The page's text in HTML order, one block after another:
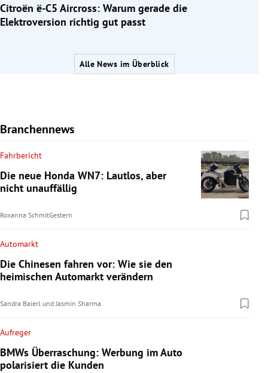
Citroën ë-C5 Aircross: Warum gerade die
Elektroversion richtig gut passt
Alle News im Überblick
Branchennews
Fahrbericht
Die neue Honda WN7: Lautlos, aber
nicht unauffällig
Roxanna SchmitGestern
Automarkt
Die Chinesen fahren vor: Wie sie den
heimischen Automarkt verändern
Sandra Baierl undJasmin Sharma
Aufreger
BMWs Überraschung: Werbung im Auto
polarisiert die Kunden